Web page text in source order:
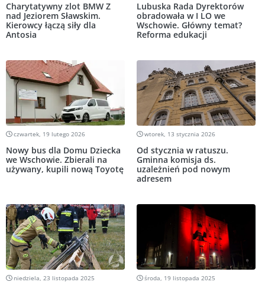
Charytatywny zlot BMW Z
nad Jeziorem Sławskim.
Kierowcy łączą siły dla
Antosia
Lubuska Rada Dyrektorów
obradowała w I LO we
Wschowie. Główny temat?
Reforma edukacji
czwartek, 19 lutego 2026
Nowy bus dla Domu Dziecka
we Wschowie. Zbierali na
używany, kupili nową Toyotę
wtorek, 13 stycznia 2026
Od stycznia w ratuszu.
Gminna komisja ds.
uzależnień pod nowym
adresem
niedziela, 23 listopada 2025 środa, 19 listopada 2025